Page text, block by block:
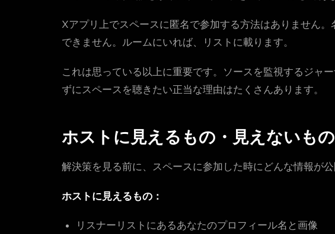
Xアプリ上でスペースに匿名で参加する方法はありません
できません。ルームにいれば、リストに載ります。
これは思っている以上に重要です。ソースを監視するジャ
ずにスペースを聴きたい正当な理由はたくさんあります。
ホストに見えるもの・見えないもの
解決策を見る前に、スペースに参加した時にどんな情報が
ホストに見えるもの：
リスナーリストにあるあなたのプロフィール名と画像